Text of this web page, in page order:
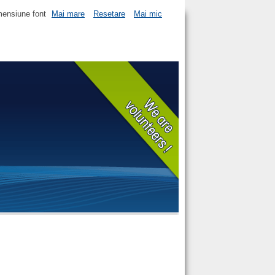
font Mai mare Resetare Mai mic